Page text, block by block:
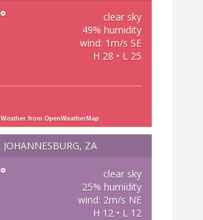
°
clear sky
49% humidity
wind: 1m/s SE
H 28 • L 25
Weather from OpenWeatherMap
JOHANNESBURG, ZA
°
clear sky
25% humidity
wind: 2m/s NE
H 12 • L 12